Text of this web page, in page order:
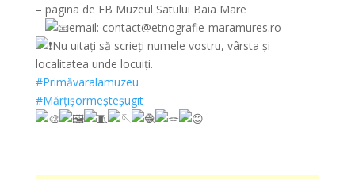
– pagina de FB Muzeul Satului Baia Mare
–
email: contact@etnografie-maramures.ro
Nu uitați să scrieți numele vostru, vârsta și
localitatea unde locuiți.
#Primăvaralamuzeu
#Mărțișormeșteșugit